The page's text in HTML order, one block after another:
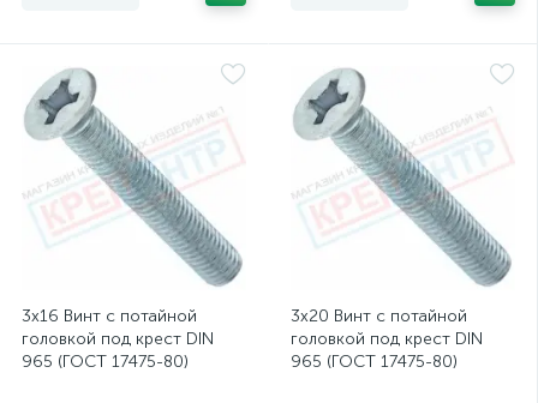
3х16 Винт с потайной
головкой под крест DIN
965 (ГОСТ 17475-80)
3х20 Винт с потайной
головкой под крест DIN
965 (ГОСТ 17475-80)